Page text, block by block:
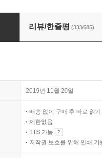
리뷰/한줄평 (333/685)
2019년 11월 20일
배송 없이 구매 후 바로 읽기
제한없음
TTS 가능
저작권 보호를 위해 인쇄 기